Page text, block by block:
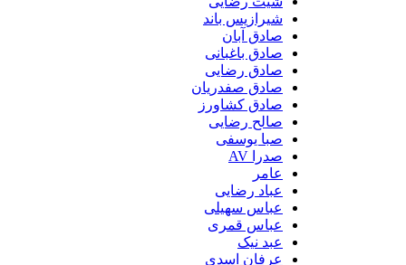
شیرازیس باند
صادق آبان
صادق باغبانی
صادق رضایی
صادق صفدریان
صادق کشاورز
صالح رضایی
صبا یوسفی
صدرا AV
عامر
عباد رضایی
عباس سهیلی
عباس قمری
عبد نیک
عرفان اسدی